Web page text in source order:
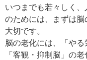
いつまでも若々しく
のためには、まずは
大切です。
脳の老化には、「やる
「客観・抑制脳」の